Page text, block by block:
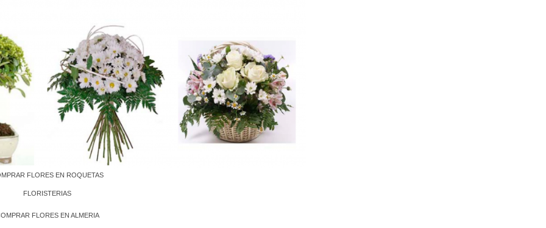
FLORES EN ROQUETAS
FLORISTERIAS
FLORES EN ALMERIA